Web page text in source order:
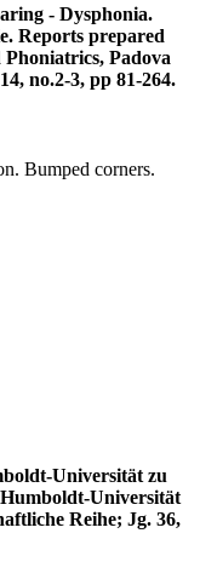
- Dysphonia.
Reports prepared
Padova
no.2-3, pp 81-264.
Bumped corners.
Universität zu
Universität
Reihe; Jg. 36,